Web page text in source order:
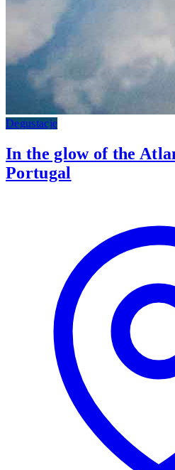
Degustacje
In the glow of the
Portugal